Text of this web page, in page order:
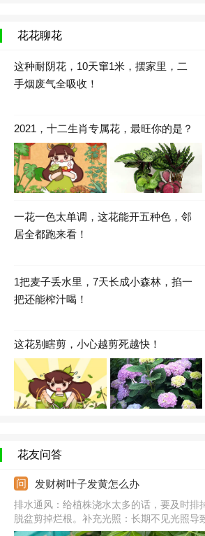
花花聊花
这种耐阴花，10天窜1米，摆家里，二
手烟废气全吸收！
2021，十二生肖专属花，最旺你的是？
一花一色太单调，这花能开五种色，邻
居全都跑来看！
1把麦子丢水里，7天长成小森林，掐一
把还能榨汁喝！
这花别瞎剪，小心越剪死越快！
花友问答
发财树叶子发黄怎么办
排水通风：给植株浇水太多的话，要及时排
脱盆剪掉烂根。补充光照：长期不见光照导
加光照，平时要在半阳处养，避免暴晒。脱